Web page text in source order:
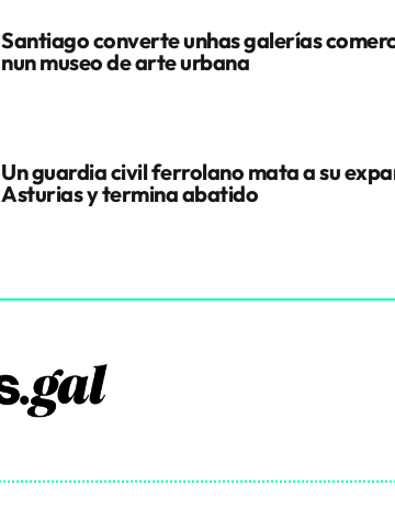
Santiago converte unhas galerías
nun museo de arte urbana
Un guardia civil ferrolano mata a su
Asturias y termina abatido